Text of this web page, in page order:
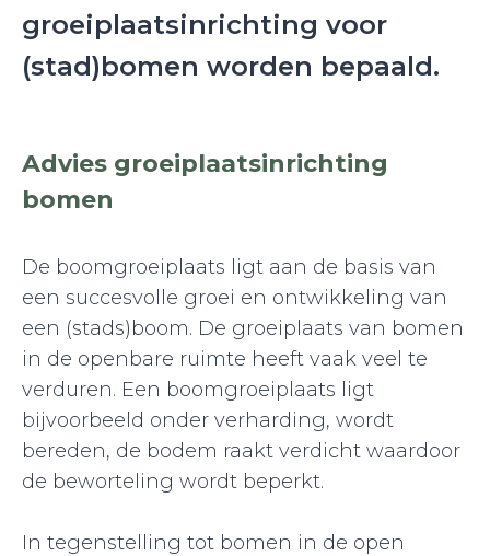
groeiplaatsinrichting voor
(stad)bomen worden bepaald.
Advies groeiplaatsinrichting
bomen
De boomgroeiplaats ligt aan de basis van
een succesvolle groei en ontwikkeling van
een (stads)boom. De groeiplaats van bomen
in de openbare ruimte heeft vaak veel te
verduren. Een boomgroeiplaats ligt
bijvoorbeeld onder verharding, wordt
bereden, de bodem raakt verdicht waardoor
de beworteling wordt beperkt.
In tegenstelling tot bomen in de open